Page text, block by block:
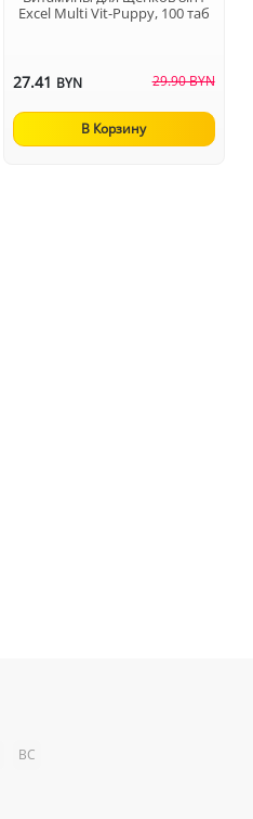
Excel Multi Vit-Puppy, 100 таб
27.41 BYN 29.90 BYN
В Корзину
ВС